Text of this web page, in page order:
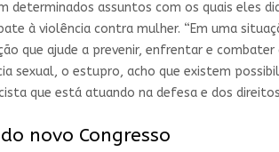
determinados assuntos com os quais eles
à violência contra mulher. “Em uma
que ajude a prevenir, enfrentar e
sexual, o estupro, acho que existem
que está atuando na defesa e dos
novo Congresso